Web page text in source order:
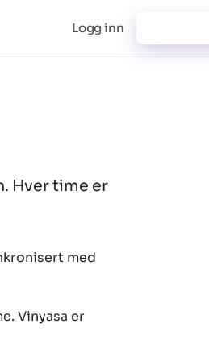
Logg inn
Hver time er
med
Vinyasa er